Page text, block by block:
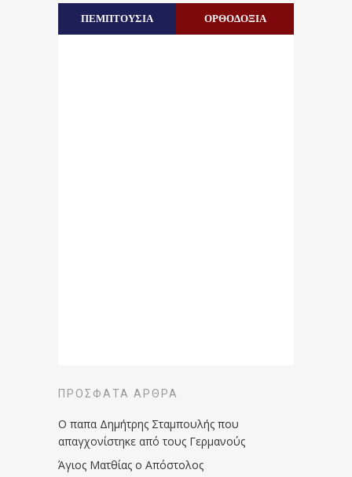
ΠΕΜΠΤΟΥΣΙΑ ΟΡΘΟΔΟΞΙΑ
ΠΡΌΣΦΑΤΑ ΆΡΘΡΑ
Ο παπα Δημήτρης Σταμπουλής που
απαγχονίστηκε από τους Γερμανούς
Άγιος Ματθίας ο Απόστολος